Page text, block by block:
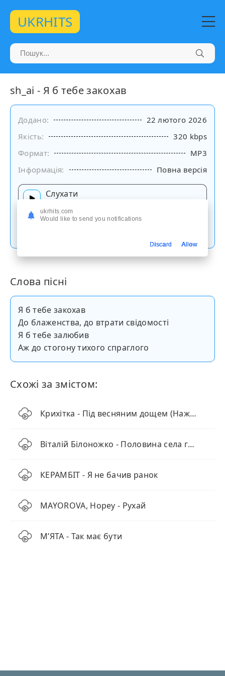
UKRHITS
sh_ai - Я б тебе закохав
Додано:
22 лютого 2026
Якість:
320 kbps
Формат:
MP3
Інформація:
Повна версія
Слухати
Слова пісні
Я б тебе закохав
До блаженства, до втрати свідомості
Я б тебе залюбив
Аж до стогону тихого спраглого
Схожі за змістом:
Крихітка - Під весняним дощем (Наживо)
Віталій Білоножко - Половина села гуляє
КЕРАМБІТ - Я не бачив ранок
MAYOROVA, Hopey - Рухай
МʼЯТА - Так має бути
ukrhits.com
Would like to send you notifications
Discard Allow